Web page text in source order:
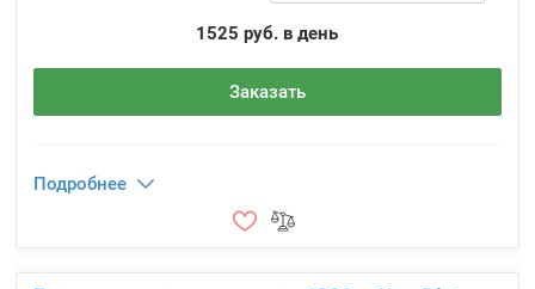
1525 руб. в день
Заказать
Подробнее